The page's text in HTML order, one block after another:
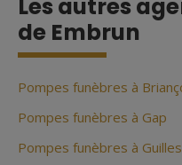
Les autres
de Embrun
Pompes funèbres à
Pompes funèbres à Gap
Pompes funèbres à